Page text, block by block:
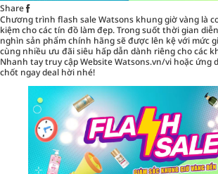
Share
Chương trình flash sale Watsons khung giờ vàng là
kiệm cho các tín đồ làm đẹp. Trong suốt thời gian
nghìn sản phẩm chính hãng sẽ được lên kệ với mức
cùng nhiều ưu đãi siêu hấp dẫn dành riêng cho các
Nhanh tay truy cập WebsiteWatsons.vn/vi hoặc ứng
chốt ngay deal hời nhé!